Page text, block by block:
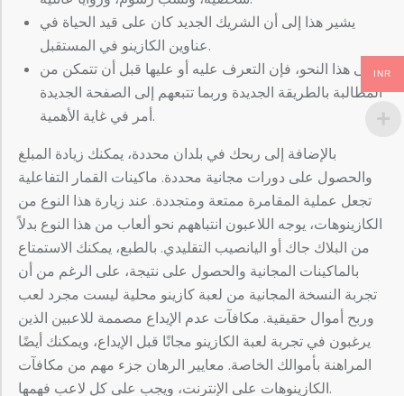
يشير هذا إلى أن الشريك الجديد كان على قيد الحياة في
عناوين الكازينو في المستقبل.
على هذا النحو، فإن التعرف عليه أو عليها قبل أن تتمكن من
المطالبة بالطريقة الجديدة وربما تتبعهم إلى الصفحة الجديدة
أمر في غاية الأهمية.
بالإضافة إلى ربحك في بلدان محددة، يمكنك زيادة المبلغ
والحصول على دورات مجانية محددة. ماكينات القمار التفاعلية
تجعل عملية المقامرة ممتعة ومتجددة. عند زيارة هذا النوع من
الكازينوهات، يوجه اللاعبون انتباههم نحو ألعاب من هذا النوع بدلاً
من البلاك جاك أو اليانصيب التقليدي. بالطبع، يمكنك الاستمتاع
بالماكينات المجانية والحصول على نتيجة، على الرغم من أن
تجربة النسخة المجانية من لعبة كازينو محلية ليست مجرد لعب
وربح أموال حقيقية. مكافآت عدم الإيداع مصممة للاعبين الذين
يرغبون في تجربة لعبة الكازينو مجانًا قبل الإيداع، ويمكنك أيضًا
المراهنة بأموالك الخاصة. معايير الرهان جزء مهم من مكافآت
الكازينوهات على الإنترنت، ويجب على كل لاعب فهمها.
INR